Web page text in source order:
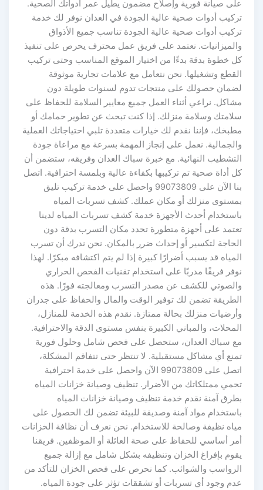
على صيانة فورية وإصلاح مضمون يطيل عمر أدواتك الصحية.
تركيب أدوات صحية عالية الجودة في العدان نوفر لك خدمة
تركيب أدوات صحية عالية الجودة تناسب جميع الأذواق
والميزانيات. نعتمد على فريق عمل محترف يحرص على تنفيذ
كل خطوة بدقة بدءًا من اختيار الموقع المناسب وحتى تركيب
القطع وتشغيلها. نحن نتعامل مع علامات تجارية موثوقة
لضمان حصولك على منتجات تدوم لسنوات طويلة دون
مشاكل. نراعي أثناء العمل جميع معايير السلامة للحفاظ على
سلامتك وسلامة منزلك. إذا كنت تبحث عن تطوير حمامك أو
مطبخك، فإننا نقدم لك خيارات متعددة تلبي احتياجاتك العملية
والجمالية. نعمل على إنجاز المهمة بسرعة مع مراعاة جودة
التشطيب النهائية. مع خبرة سباك العدان وفريقه، ستضمن أن
كل أداة صحية تم تركيبها بكفاءة عالية وبلمسة احترافية. اتصل
بنا الآن على 99073809 واحصل على خدمة تركيب تليق
بمستوى منزلك أو مكان عملك. كشف تسربات المياه
باستخدام أحدث الأجهزة خدمة كشف تسربات المياه لدينا
تعتمد على أجهزة متطورة تحدد مكان التسرب بدقة دون
الحاجة لتكسير أو إحداث ضرر بالمكان. نحن ندرك أن تسرب
المياه قد يسبب أضرارًا كبيرة إذا لم يتم اكتشافه مبكرًا. لهذا
نوفر فريقًا مدربًا على استخدام تقنيات الفحص الحراري
والصوتي للكشف عن مصدر التسرب ومعالجته فورًا. هذه
الطريقة تضمن لك توفير الوقت والمال والحفاظ على جدران
وأرضيات منزلك بحالة ممتازة. نقدم هذه الخدمة للمنازل،
المحلات، والمباني الكبيرة بنفس مستوى الدقة والاحترافية.
مع سباك العدان، ستحصل على فحص شامل وحلول فورية
تمنع أي مشاكل مستقبلية. لا تنتظر حتى تتفاقم المشكلة،
اتصل على 99073809 الآن واحصل على خدمة احترافية
تحمي ممتلكاتك من الأضرار. تنظيف وصيانة خزانات المياه
بطرق آمنة نقدم خدمة تنظيف وصيانة خزانات المياه
باستخدام مواد آمنة وصديقة للبيئة تضمن لك الحصول على
مياه نظيفة وصالحة للاستخدام. نحن نعرف أن نظافة الخزانات
أمر أساسي للحفاظ على صحة العائلة أو الموظفين. فريقنا
يقوم بإفراغ الخزان وتنظيفه بشكل شامل مع إزالة جميع
الرواسب والشوائب. كما نحرص على فحص الخزان للتأكد من
عدم وجود أي تسربات أو تشققات تؤثر على جودة المياه.